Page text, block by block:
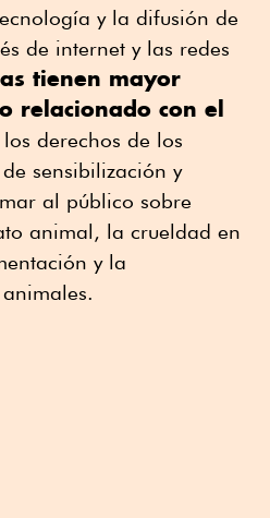
y la difusión de
de internet y las redes
tienen mayor
relacionado con el
los derechos de los
sensibilización y
al público sobre
animal, la crueldad en
y la